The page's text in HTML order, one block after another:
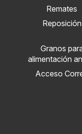
Remates
Reposición
Granos
alimentación
Acceso